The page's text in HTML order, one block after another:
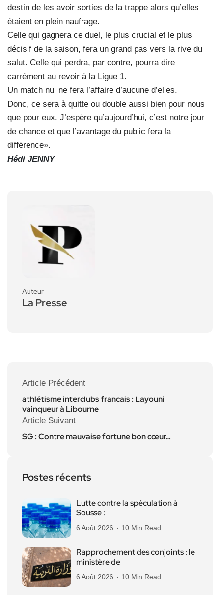
destin de les avoir sorties de la trappe alors qu’elles
étaient en plein naufrage.
Celle qui gagnera ce duel, le plus crucial et le plus
décisif de la saison, fera un grand pas vers la rive du
salut. Celle qui perdra, par contre, pourra dire
carrément au revoir à la Ligue 1.
Un match nul ne fera l’affaire d’aucune d’elles.
Donc, ce sera à quitte ou double aussi bien pour nous
que pour eux. J’espère qu’aujourd’hui, c’est notre jour
de chance et que l’avantage du public fera la
différence».
Hédi JENNY
Auteur
La Presse
Article Précédent
athlétisme interclubs francais : Layouni
vainqueur à Libourne
Article Suivant
SG : Contre mauvaise fortune bon cœur…
Postes récents
Lutte contre la spéculation à
Sousse :
6 Août 2026 10 Min Read
Rapprochement des conjoints : le
ministère de
6 Août 2026 10 Min Read